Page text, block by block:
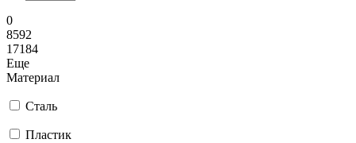
0
8592
17184
Еще
Материал
Сталь
Пластик